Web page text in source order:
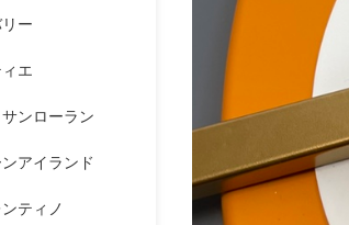
ー
エ
ンローラン
アイランド
ティノ